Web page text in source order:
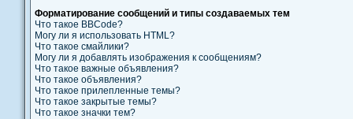
Форматирование сообщений и типы создаваемых тем
Что такое BBCode?
Могу ли я использовать HTML?
Что такое смайлики?
Могу ли я добавлять изображения к сообщениям?
Что такое важные объявления?
Что такое объявления?
Что такое прилепленные темы?
Что такое закрытые темы?
Что такое значки тем?